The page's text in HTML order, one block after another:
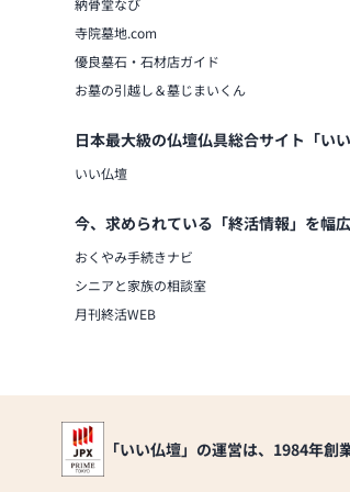
納骨堂なび
寺院墓地.com
優良墓石・石材店ガイド
お墓の引越し＆墓じまいくん
日本最大級の仏壇仏具総合サイト「いい
いい仏壇
今、求められている「終活情報」を幅
おくやみ手続きナビ
シニアと家族の相談室
月刊終活WEB
「いい仏壇」の運営は、1984年創